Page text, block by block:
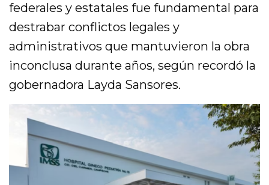
federales y estatales fue fundamental para
destrabar conflictos legales y
administrativos que mantuvieron la obra
inconclusa durante años, según recordó la
gobernadora Layda Sansores.